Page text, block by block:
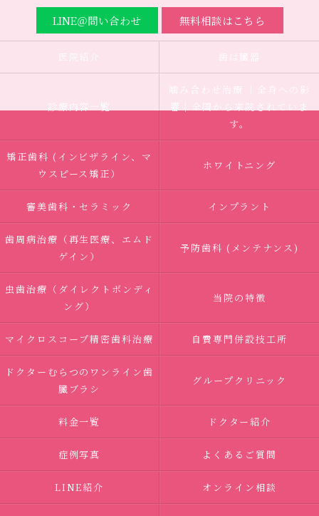
LINE＠問い合わせ 無料相談はこちら
医院紹介 歯は臓器
診療内容一覧
噛み合わせ治療 ｜全身への影
響｜全国から来院されていま
す。
矯正歯科 (インビザライン、マ
ウスピース矯正）
ホワイトニング
審美歯科・セラミック インプラント
歯周病治療（再生医療、エムド
ゲイン）
予防歯科 (メンテナンス)
虫歯治療（ダイレクトボンディ
ング）
当院の特徴
マイクロスコープ精密歯科治療 自費専門併設技工所
ドクターむらつのワンライン歯
臓ブラシ
グループクリニック
料金一覧 ドクター紹介
症例写真 よくあるご質問
LINE紹介 オンライン相談